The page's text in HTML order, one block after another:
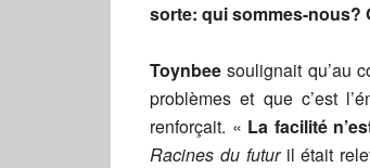
sorte: qui sommes-nous?
Toynbee soulignait qu’au
problèmes et que c’est
renforçait. « La facilité
Racines du futuril était